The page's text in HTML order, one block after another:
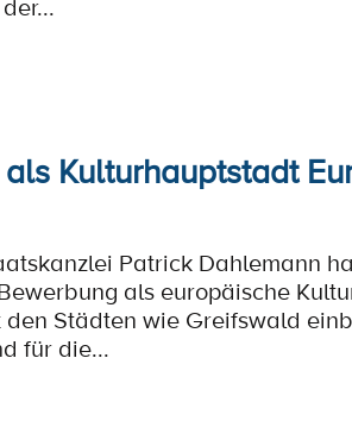
Kulturhauptstadt
Patrick Dahlemann
als europäische
Städten wie Greifswald
für die...